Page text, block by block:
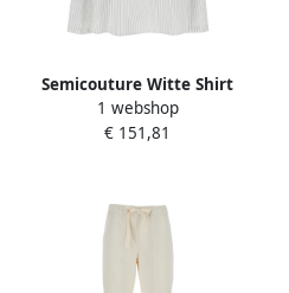
Semicouture Witte Shirt
met Streep Motief White
Dames
1 webshop
€ 151,81